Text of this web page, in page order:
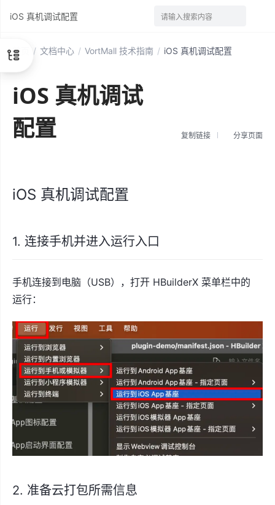
首页 / 文档中心 / VortMall 技术指南 / iOS 真机调试配置
iOS 真机调试
配置
复制链接 分享页面
iOS 真机调试配置
1. 连接手机并进入运行入口
手机连接到电脑（USB），打开 HBuilderX 菜单栏中的
运行：
2. 准备云打包所需信息
iOS 真机调试配置 请输入搜索内容